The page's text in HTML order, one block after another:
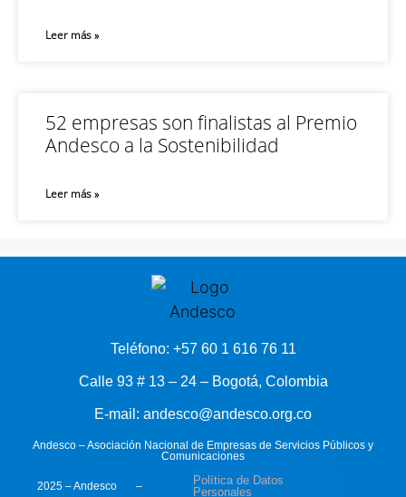
Leer más »
52 empresas son finalistas al Premio
Andesco a la Sostenibilidad
Leer más »
Teléfono: +57 60 1 616 76 11
Calle 93 # 13 – 24 – Bogotá, Colombia
E-mail: andesco@andesco.org.co
Andesco – Asociación Nacional de Empresas de Servicios Públicos y
Comunicaciones
2025 – Andesco –
Política de Datos
Personales